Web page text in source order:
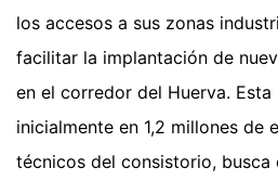
los accesos a sus zonas
facilitar la implantación de
en el corredor del Huerva.
inicialmente en 1,2 millones de
técnicos del consistorio, busca